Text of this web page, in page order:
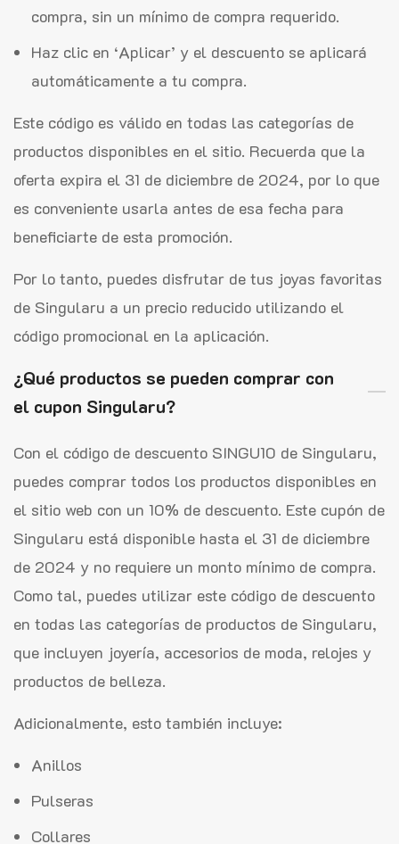
compra, sin un mínimo de compra requerido.
Haz clic en ‘Aplicar’ y el descuento se aplicará
automáticamente a tu compra.
Este código es válido en todas las categorías de
productos disponibles en el sitio. Recuerda que la
oferta expira el 31 de diciembre de 2024, por lo que
es conveniente usarla antes de esa fecha para
beneficiarte de esta promoción.
Por lo tanto, puedes disfrutar de tus joyas favoritas
de Singularu a un precio reducido utilizando el
código promocional en la aplicación.
¿Qué productos se pueden comprar con
el cupon Singularu?
Con el código de descuento SINGU10 de Singularu,
puedes comprar todos los productos disponibles en
el sitio web con un 10% de descuento. Este cupón de
Singularu está disponible hasta el 31 de diciembre
de 2024 y no requiere un monto mínimo de compra.
Como tal, puedes utilizar este código de descuento
en todas las categorías de productos de Singularu,
que incluyen joyería, accesorios de moda, relojes y
productos de belleza.
Adicionalmente, esto también incluye:
Anillos
Pulseras
Collares